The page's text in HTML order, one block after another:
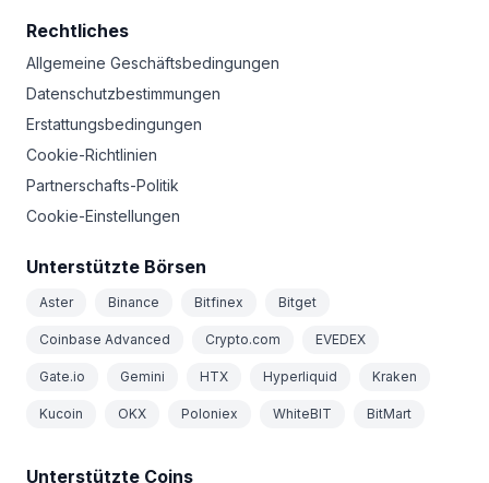
Rechtliches
Allgemeine Geschäftsbedingungen
Datenschutzbestimmungen
Erstattungsbedingungen
Cookie-Richtlinien
Partnerschafts-Politik
Cookie-Einstellungen
Unterstützte Börsen
Aster Binance Bitfinex Bitget
Coinbase Advanced Crypto.com EVEDEX
Gate.io Gemini HTX Hyperliquid Kraken
Kucoin OKX Poloniex WhiteBIT BitMart
Unterstützte Coins